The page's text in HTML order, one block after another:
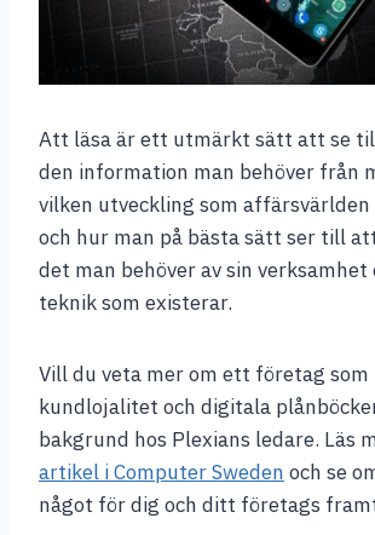
Att läsa är ett utmärkt sätt att se
den information man behöver från
vilken utveckling som
och hur man på bästa sätt ser till
det man behöver av sin verksamhet
teknik som existerar.
Vill du veta mer om ett företag
kundlojalitet och digitala
bakgrund hos Plexians ledare. Läs
artikel i Computer Sweden och se
något för dig och ditt företags